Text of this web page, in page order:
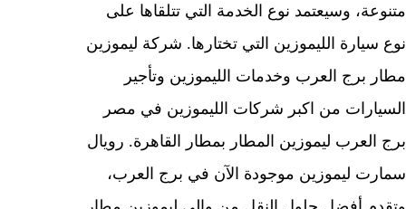
متنوعة، وسيعتمد نوع الخدمة التي تتلقاها على
نوع سيارة الليموزين التي تختارها. شركة ليموزين
مطار برج العرب وخدمات الليموزين وتأجير
السيارات من اكبر شركات الليموزين في مصر
برج العرب ليموزين المطار بمطار القاهرة. رويال
سمارت ليموزين موجودة الآن في برج العرب،